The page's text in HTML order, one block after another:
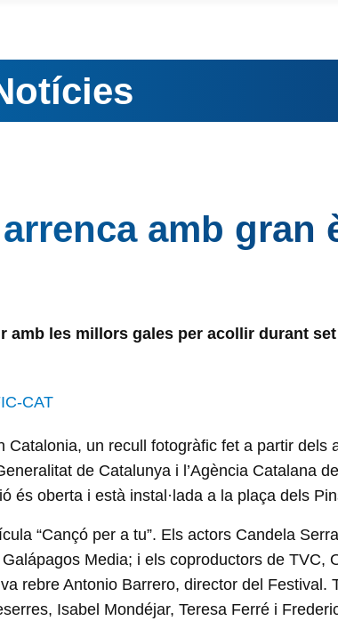
amb gran
amb les millors gales per acollir durant
un recull fotogràfic fet a partir dels
de Catalunya i l’Agència Catalana
és oberta i està instal·lada a la plaça dels
“Cançó per a tu”. Els actors Candela
Media; i els coproductors de TVC,
rebre Antonio Barrero, director del Festival.
Isabel Mondéjar, Teresa Ferré i